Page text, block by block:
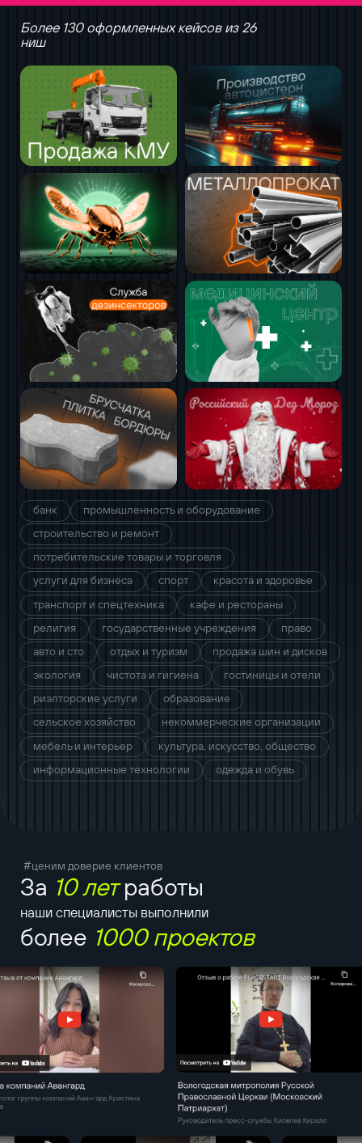
Более 130 оформленных кейсов из 26
ниш
банк
промышленность и оборудование
строительство и ремонт
потребительские товары и торговля
услуги для бизнеса
спорт
красота и здоровье
транспорт и спецтехника
кафе и рестораны
религия
государственные учреждения
право
авто и сто
отдых и туризм
продажа шин и дисков
экология
чистота и гигиена
гостиницы и отели
риэлторские услуги
образование
сельское хозяйство
некоммерческие организации
мебель и интерьер
культура, искусство, общество
информационные технологии
одежда и обувь
#ценим доверие клиентов
За 10 летработы
наши специалисты выполнили
более 1000 проектов